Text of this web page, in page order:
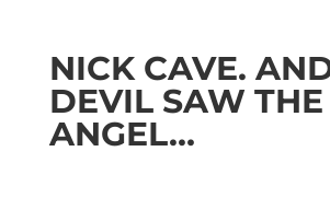
NICK CAVE.
DEVIL SAW THE
ANGEL…